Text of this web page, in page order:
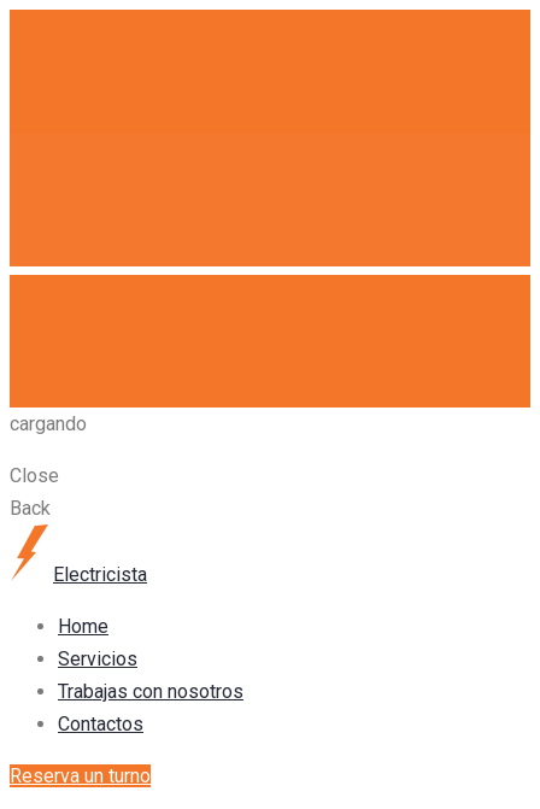
cargando
Close
Back
Electricista
Home
Servicios
Trabajas con nosotros
Contactos
Reserva un turno